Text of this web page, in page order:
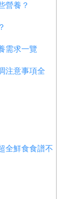
營養？
需求一覽
注意事項全
全鮮食食譜不